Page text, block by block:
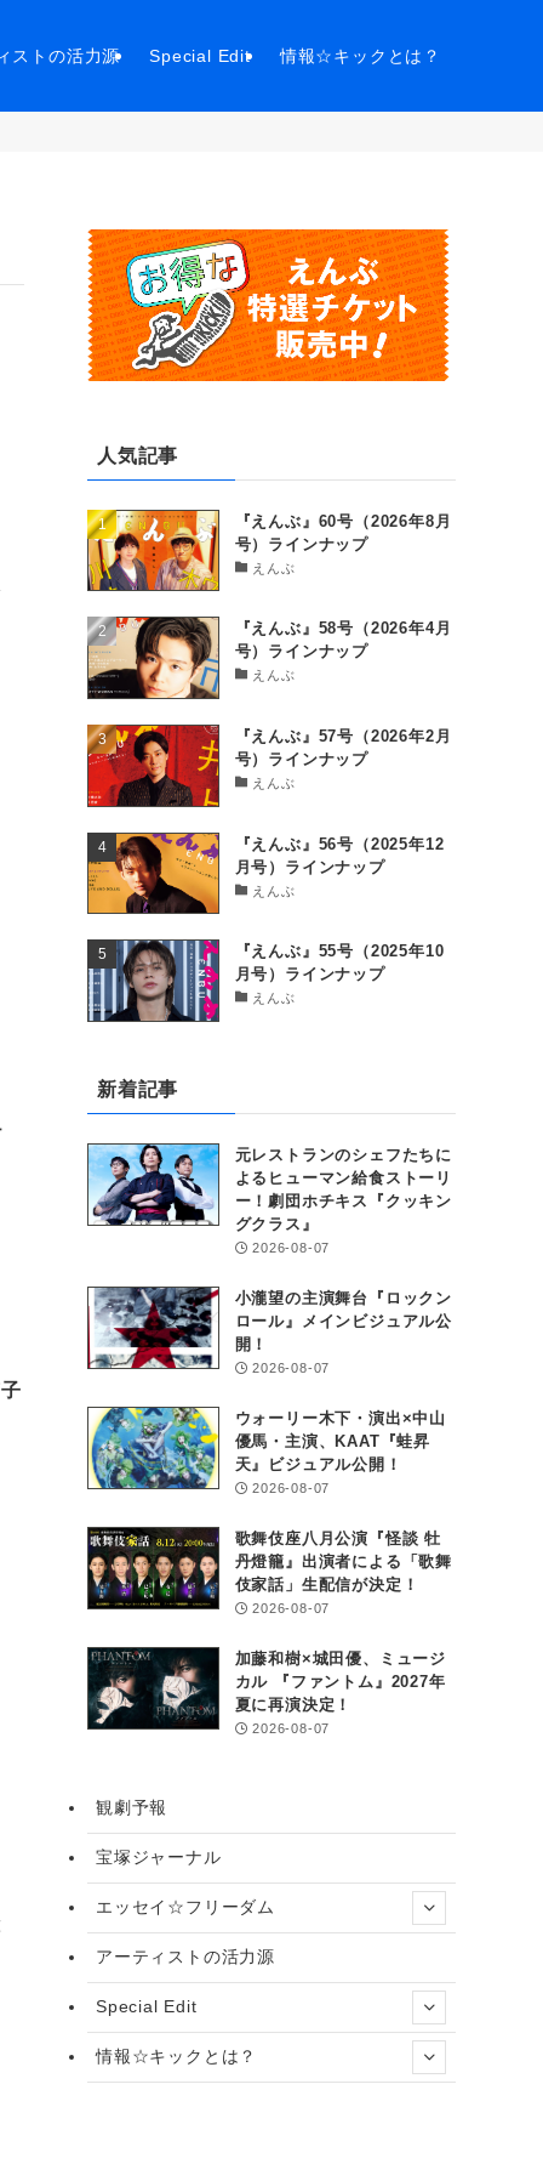
ストの活力源 Special Edit 情報☆キックとは？
人気記事
『えんぶ』60号（2026年8月
号）ラインナップ
えんぶ
『えんぶ』58号（2026年4月
号）ラインナップ
えんぶ
『えんぶ』57号（2026年2月
号）ラインナップ
えんぶ
『えんぶ』56号（2025年12
月号）ラインナップ
えんぶ
『えんぶ』55号（2025年10
月号）ラインナップ
えんぶ
新着記事
元レストランのシェフたちに
よるヒューマン給食ストーリ
ー！劇団ホチキス『クッキン
グクラス』
2026-08-07
小瀧望の主演舞台『ロックン
ロール』メインビジュアル公
開！
2026-08-07
ウォーリー木下・演出×中山
優馬・主演、KAAT『蛙昇
天』ビジュアル公開！
2026-08-07
歌舞伎座八月公演『怪談 牡
丹燈籠』出演者による「歌舞
伎家話」生配信が決定！
2026-08-07
加藤和樹×城田優、ミュージ
カル 『ファントム』2027年
夏に再演決定！
2026-08-07
観劇予報
宝塚ジャーナル
エッセイ☆フリーダム
アーティストの活力源
Special Edit
情報☆キックとは？